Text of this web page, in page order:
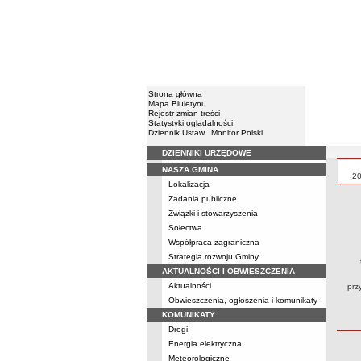
Strona główna
Mapa Biuletynu
Rejestr zmian treści
Statystyki oglądalności
Dziennik Ustaw
Monitor Polski
Menu
DZIENNIKI URZĘDOWE
NASZA GMINA
Lokalizacja
Zadania publiczne
Związki i stowarzyszenia
Sołectwa
Współpraca zagraniczna
Strategia rozwoju Gminy
AKTUALNOŚCI I OBWIESZCZENIA
Aktualności
Obwieszczenia, ogłoszenia i komunikaty
KOMUNIKATY
Drogi
Energia elektryczna
Meteorologiczne